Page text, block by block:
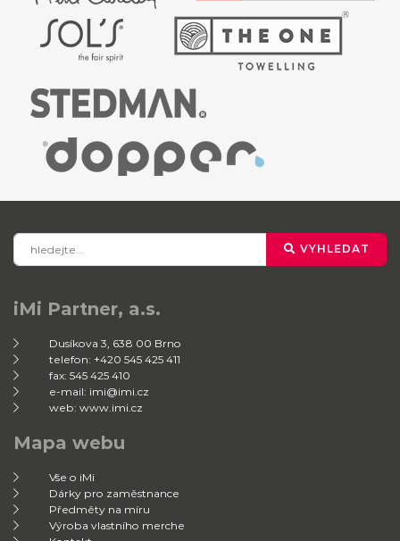
VYHLEDAT
iMi Partner, a.s.
Dusíkova 3, 638 00 Brno
telefon: +420 545 425 411
fax: 545 425 410
e-mail: imi@imi.cz
web: www.imi.cz
Mapa webu
Vše o iMi
Dárky pro zaměstnance
Předměty na míru
Výroba vlastního merche